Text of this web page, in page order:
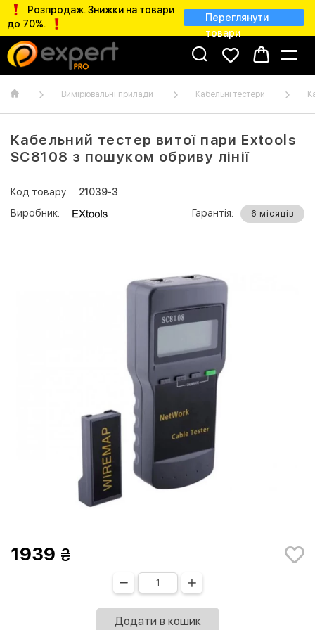
Розпродаж. Знижки на товари
до 70%.
Переглянути
товари
Вимірювальні прилади Кабельні тестери
Kабельний тестер витої пари Extools
SC8108 з пошуком обриву лінії
Код товару:
21039-3
Виробник:
Гарантія: 6 місяців
1939
Додати в кошик